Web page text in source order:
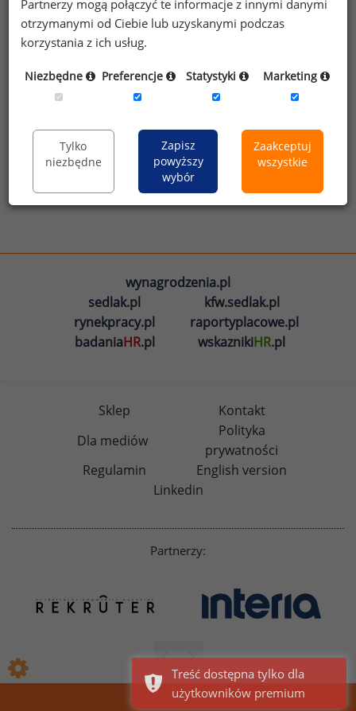
sprawdź jakie korzyści otrzymują użytkownicy
premium,
wynagrodzenia.pl
sedlak.pl
kfw.sedlak.pl
rynekpracy.pl
raportyplacowe.pl
badaniaHR.pl wskaznikiHR.pl
Sklep
Kontakt
Dla mediów
Polityka
prywatności
Regulamin
English version
Linkedin
Partnerzy:
Partnerzy mogą połączyć te informacje z innymi danymi
otrzymanymi od Ciebie lub uzyskanymi podczas
korzystania z ich usług.
Niezbędne Preferencje Statystyki Marketing
Tylko
niezbędne
Zapisz
powyższy
wybór
Zaakceptuj
wszystkie
Treść dostępna tylko dla
użytkowników premium